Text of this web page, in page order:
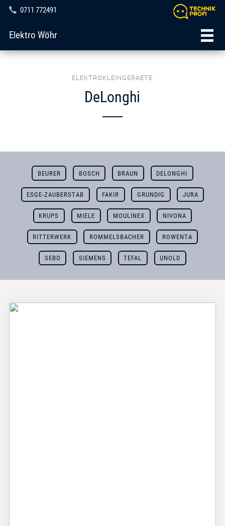
0711 772491
Elektro Wöhr
ELEKTROKLEINGERAETE
DeLonghi
BEURER BOSCH BRAUN DELONGHI
ESGE-ZAUBERSTAB FAKIR GRUNDIG JURA
KRUPS MIELE MOULINEX NIVONA
RITTERWERK ROMMELSBACHER ROWENTA
SEBO SIEMENS TEFAL UNOLD